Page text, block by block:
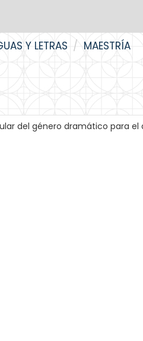
Y LETRAS
MAESTRÍA
del género dramático para